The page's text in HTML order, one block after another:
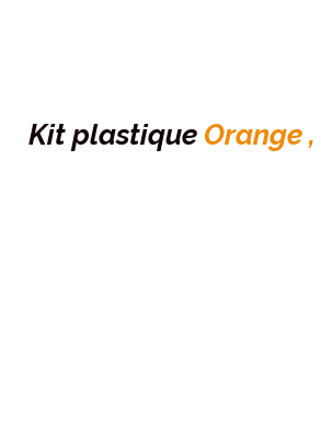
Kit plastique Orange ,